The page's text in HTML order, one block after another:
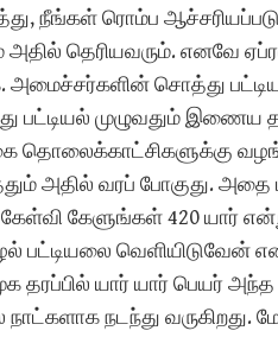
நீங்கள் ரொம்ப
தெரியவரும். எனவே
அமைச்சர்களின் சொத்து
பட்டியல் முழுவதும்
தொலைக்காட்சிகளுக்கு
வரப் போகுது. அதை
கேளுங்கள் 420 யார்
வெளியிடுவேன் என
தரப்பில் யார் யார் பெயர்
நாட்களாக நடந்து